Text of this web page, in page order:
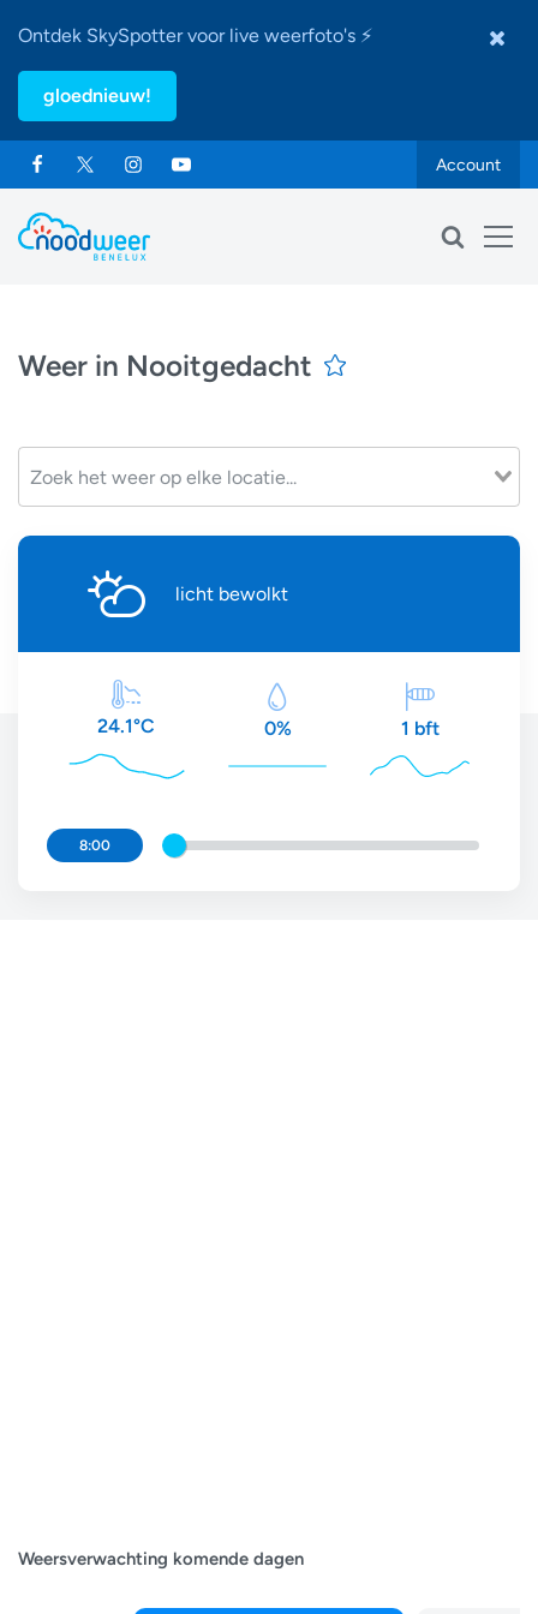
Ontdek SkySpotter voor live weerfoto's ⚡
gloednieuw!
Account
Weer in Nooitgedacht
licht bewolkt
24.1°C 0% 1 bft
8:00
Weersverwachting komende dagen